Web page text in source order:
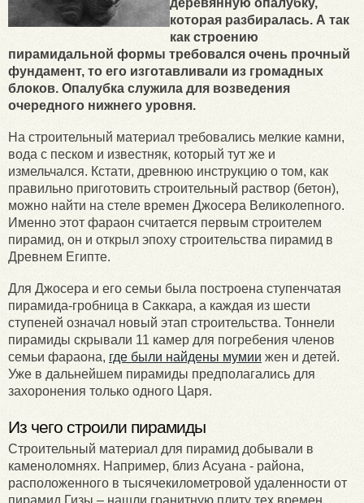
деревянную опалубку,
которая разбиралась. А так
как строению
пирамидальной формы требовался очень прочный
фундамент, то его изготавливали из громадных
блоков. Опалубка служила для возведения
очередного нижнего уровня.
На строительный материал требовались мелкие камни,
вода с песком и известняк, который тут же и
измельчался. Кстати, древнюю инструкцию о том, как
правильно приготовить строительный раствор (бетон),
можно найти на стеле времен Джосера Великолепного.
Именно этот фараон считается первым строителем
пирамид, он и открыл эпоху строительства пирамид в
Древнем Египте.
Для Джосера и его семьи была построена ступенчатая
пирамида-гробница в Саккара, а каждая из шести
ступеней означал новый этап строительства. Тоннели
пирамиды скрывали 11 камер для погребения членов
семьи фараона, где были найдены мумии жен и детей.
Уже в дальнейшем пирамиды предполагались для
захоронения только одного Царя.
Из чего строили пирамиды
Строительный материал для пирамид добывали в
каменоломнях. Например, близ Асуана - района,
расположенного в тысячекилометровой удаленности от
пирамид Гизы – нашли гранитную плиту тех времен,